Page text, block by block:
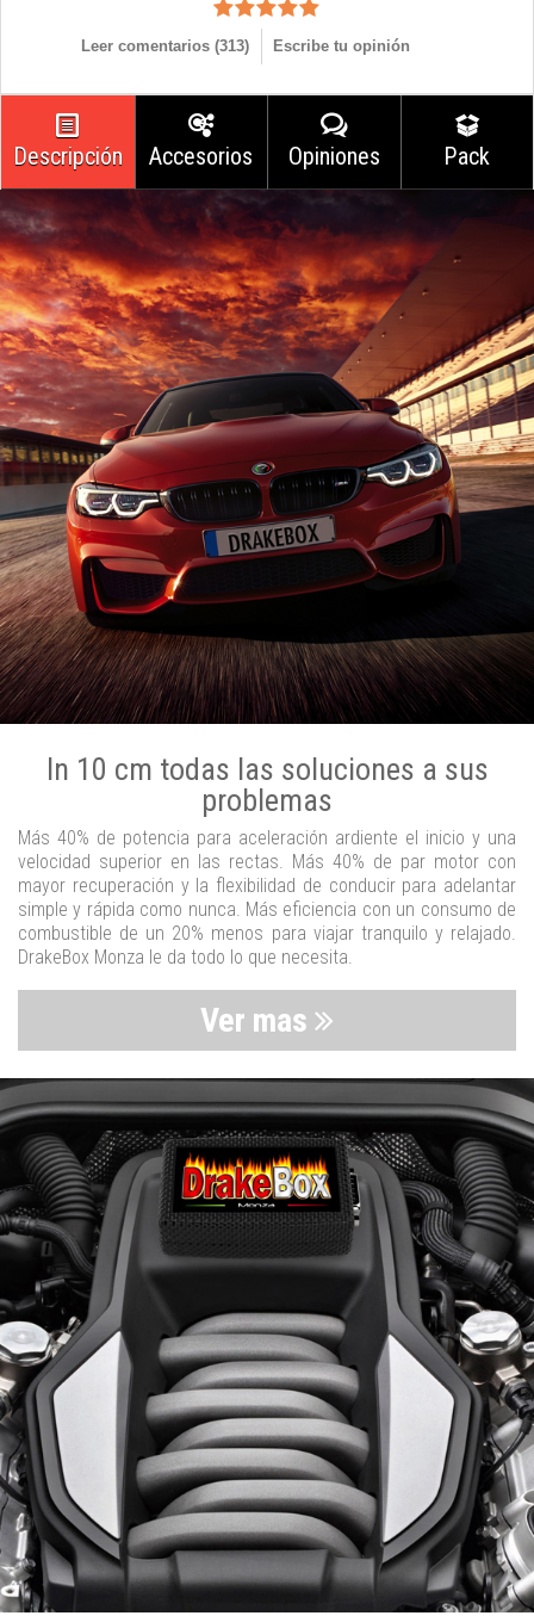
Leer comentarios (313) Escribe tu opinión
Descripción Accesorios Opiniones Pack
In 10 cm todas las soluciones a sus
problemas
Más 40% de potencia para aceleración ardiente el inicio y una
velocidad superior en las rectas. Más 40% de par motor con
mayor recuperación y la flexibilidad de conducir para adelantar
simple y rápida como nunca. Más eficiencia con un consumo de
combustible de un 20% menos para viajar tranquilo y relajado.
DrakeBox Monza le da todo lo que necesita.
Ver mas